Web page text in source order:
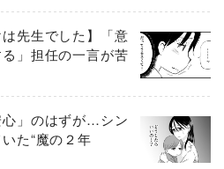
は先生でした】「意
」担任の一言が苦
心」のはずが…シン
た“魔の２年